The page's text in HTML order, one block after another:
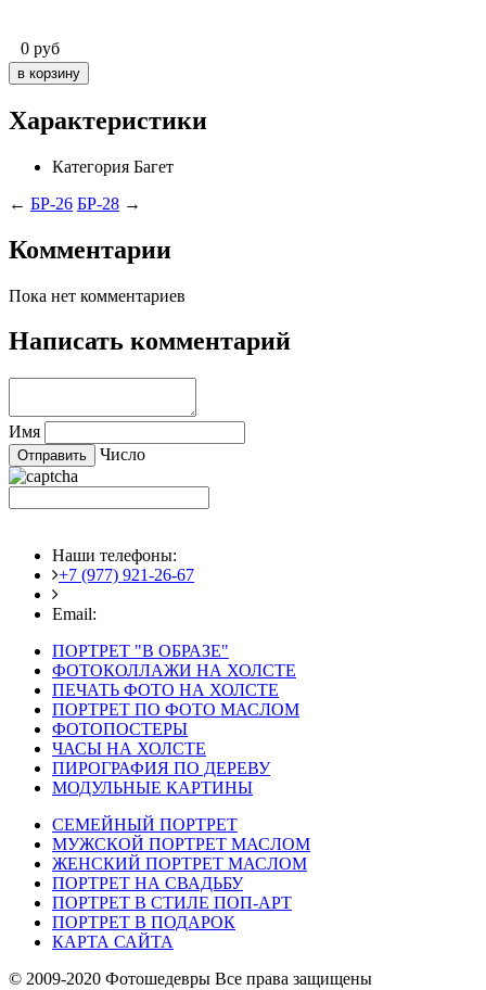
0 руб
Характеристики
Категория Багет
← БР-26 БР-28 →
Комментарии
Пока нет комментариев
Написать комментарий
Имя
Число
Наши телефоны:
+7 (977) 921-26-67
Email:
ПОРТРЕТ "В ОБРАЗЕ"
ФОТОКОЛЛАЖИ НА ХОЛСТЕ
ПЕЧАТЬ ФОТО НА ХОЛСТЕ
ПОРТРЕТ ПО ФОТО МАСЛОМ
ФОТОПОСТЕРЫ
ЧАСЫ НА ХОЛСТЕ
ПИРОГРАФИЯ ПО ДЕРЕВУ
МОДУЛЬНЫЕ КАРТИНЫ
СЕМЕЙНЫЙ ПОРТРЕТ
МУЖСКОЙ ПОРТРЕТ МАСЛОМ
ЖЕНСКИЙ ПОРТРЕТ МАСЛОМ
ПОРТРЕТ НА СВАДЬБУ
ПОРТРЕТ В СТИЛЕ ПОП-АРТ
ПОРТРЕТ В ПОДАРОК
КАРТА САЙТА
© 2009-2020 Фотошедевры Все права защищены